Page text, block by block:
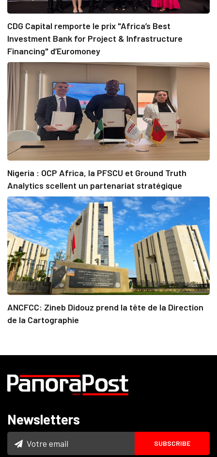
CDG Capital remporte le prix "Africa’s Best
Investment Bank for Project & Infrastructure
Financing" d’Euromoney
Nigeria : OCP Africa, la PFSCU et Ground Truth
Analytics scellent un partenariat stratégique
ANCFCC: Zineb Didouz prend la tête de la Direction
de la Cartographie
Newsletters